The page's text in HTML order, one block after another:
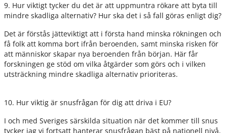
9. Hur viktigt tycker du det är att uppmuntra rökare att byta till
mindre skadliga alternativ? Hur ska det i så fall göras enligt dig?
Det är förstås jätteviktigt att i första hand minska rökningen och
få folk att komma bort ifrån beroenden, samt minska risken för
att människor skapar nya beroenden från början. Här får
forskningen ge stöd om vilka åtgärder som görs och i vilken
utsträckning mindre skadliga alternativ prioriteras.
10. Hur viktig är snusfrågan för dig att driva i EU?
I och med Sveriges särskilda situation när det kommer till snus
tycker jag vi fortsatt hanterar snusfrågan bäst på nationell nivå.